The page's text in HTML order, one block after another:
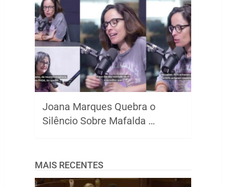
Joana Marques Quebra o
Silêncio Sobre Mafalda …
MAIS RECENTES